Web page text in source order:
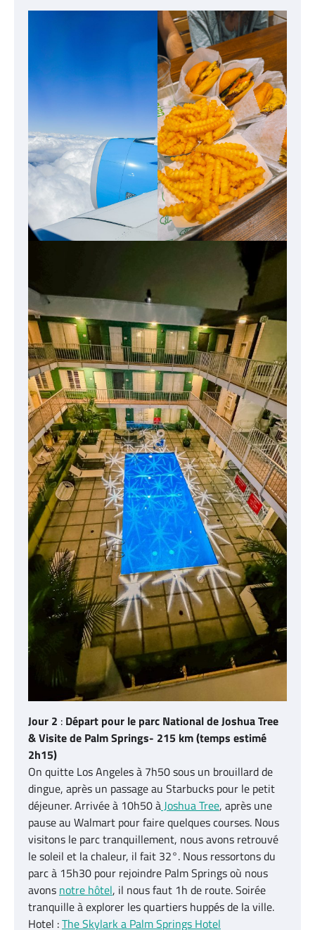
Jour 2 : Départ pour le parc National de Joshua Tree
& Visite de Palm Springs- 215 km (temps estimé
2h15)
On quitte Los Angeles à 7h50 sous un brouillard de
dingue, après un passage au Starbucks pour le petit
déjeuner. Arrivée à 10h50 àJoshua Tree, après une
pause au Walmart pour faire quelques courses. Nous
visitons le parc tranquillement, nous avons retrouvé
le soleil et la chaleur, il fait 32°. Nous ressortons du
parc à 15h30 pour rejoindre Palm Springs où nous
avons notre hôtel, il nous faut 1h de route. Soirée
tranquille à explorer les quartiers huppés de la ville.
Hotel :The Skylark a Palm Springs Hotel